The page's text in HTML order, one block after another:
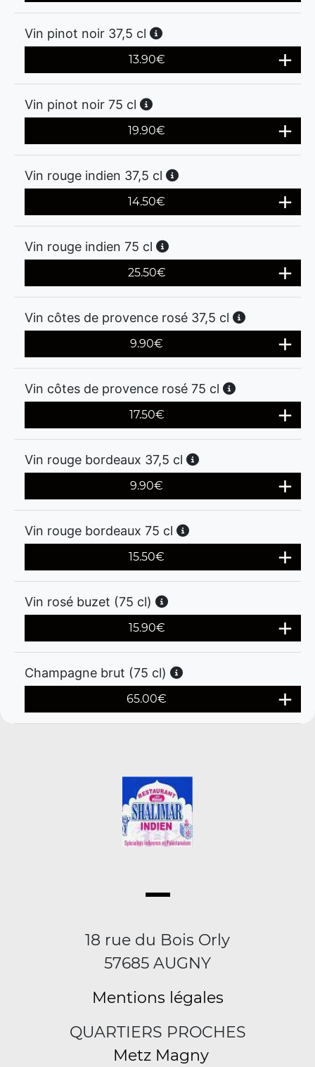
Vin pinot noir 37,5 cl
13.90€
Vin pinot noir 75 cl
19.90€
Vin rouge indien 37,5 cl
14.50€
Vin rouge indien 75 cl
25.50€
Vin côtes de provence rosé 37,5 cl
9.90€
Vin côtes de provence rosé 75 cl
17.50€
Vin rouge bordeaux 37,5 cl
9.90€
Vin rouge bordeaux 75 cl
15.50€
Vin rosé buzet (75 cl)
15.90€
Champagne brut (75 cl)
65.00€
18 rue du Bois Orly
57685 AUGNY
Mentions légales
QUARTIERS PROCHES
Metz Magny